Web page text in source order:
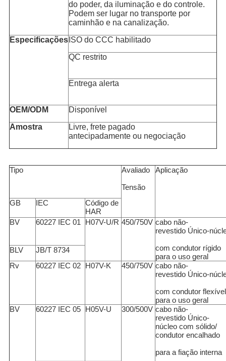
do poder, da iluminação e do controle.
Podem ser lugar no transporte por
caminhão e na canalização.
Especificações ISO do CCC habilitado
QC restrito
Entrega alerta
OEM/ODM
Disponível
Amostra
Livre, frete pagado
antecipadamente ou negociação
Tipo
Avaliado
Tensão
Aplicação
GB IEC
Código de
HAR
BV
60227 IEC 01 H07V-U/R 450/750V cabo não-
revestido Único-
com condutor rígido
para o uso geral
BLV
JB/T 8734
Rv
60227 IEC 02 H07V-K 450/750V cabo não-
revestido Único-
com condutor flexível
para o uso geral
BV
60227 IEC 05 H05V-U 300/500V cabo não-
revestido Único-
núcleo com sólido/
condutor encalhado
para a fiação interna